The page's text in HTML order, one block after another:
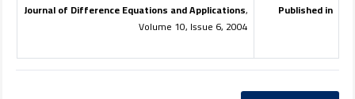
Published in
Journal of Difference Equations and Applications,
Volume 10, Issue 6, 2004